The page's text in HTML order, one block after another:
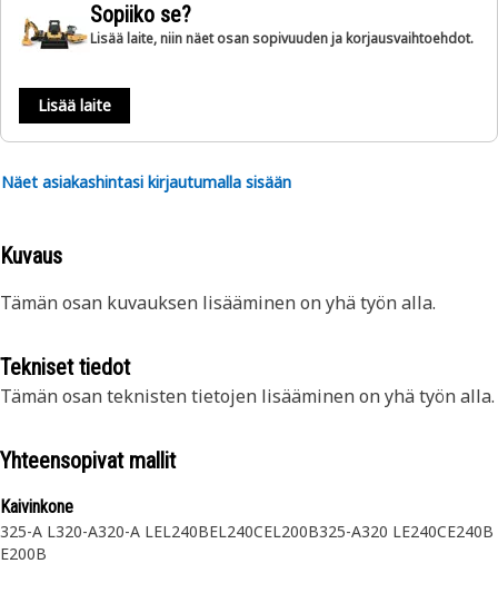
Sopiiko se?
Lisää laite, niin näet osan sopivuuden ja korjausvaihtoehdot.
Lisää laite
Näet asiakashintasi kirjautumalla sisään
Kuvaus
Tämän osan kuvauksen lisääminen on yhä työn alla.
Tekniset tiedot
Tämän osan teknisten tietojen lisääminen on yhä työn alla.
Yhteensopivat mallit
Kaivinkone
325-A L320-A320-A LEL240BEL240CEL200B325-A320 LE240CE240B
E200B